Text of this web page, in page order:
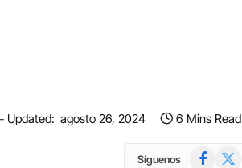
Updated: agosto 26, 2024 6 Mins Read
Síguenos Facebook